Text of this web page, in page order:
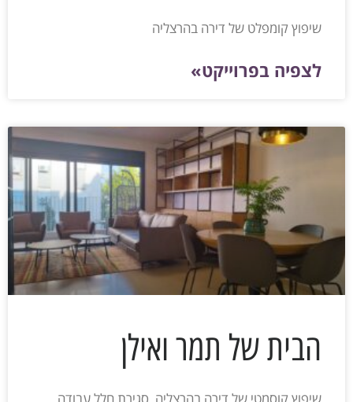
שיפוץ קומפלט של דירה בהרצליה
לצפיה בפרוייקט»
הבית של תמר ואילן